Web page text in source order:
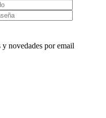
novedades por email